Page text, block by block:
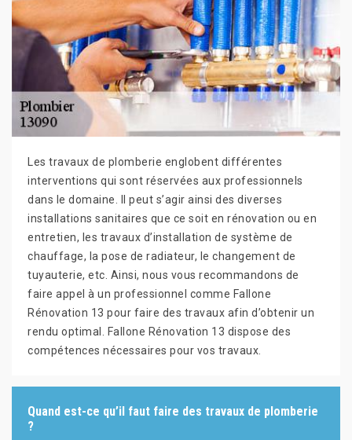
Les travaux de plomberie englobent différentes
interventions qui sont réservées aux professionnels
dans le domaine. Il peut s’agir ainsi des diverses
installations sanitaires que ce soit en rénovation ou en
entretien, les travaux d’installation de système de
chauffage, la pose de radiateur, le changement de
tuyauterie, etc. Ainsi, nous vous recommandons de
faire appel à un professionnel comme Fallone
Rénovation 13 pour faire des travaux afin d’obtenir un
rendu optimal. Fallone Rénovation 13 dispose des
compétences nécessaires pour vos travaux.
Quand est-ce qu’il faut faire des travaux de plomberie
?